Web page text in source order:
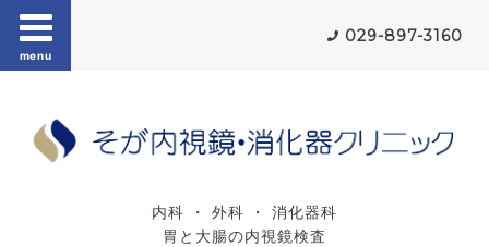
menu
029-897-3160
内科 ・ 外科 ・ 消化器科
胃と大腸の内視鏡検査